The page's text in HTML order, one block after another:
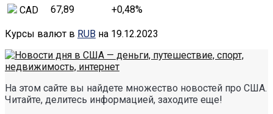
CAD
67,89 +0,48%
Курсы валют в RUB на 19.12.2023
На этом сайте вы найдете множество новостей про США.
Читайте, делитесь информацией, заходите еще!